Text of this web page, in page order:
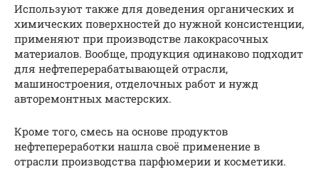
Используют также для доведения органических и
химических поверхностей до нужной консистенции,
применяют при производстве лакокрасочных
материалов. Вообще, продукция одинаково подходит
для нефтеперерабатывающей отрасли,
машиностроения, отделочных работ и нужд
авторемонтных мастерских.
Кроме того, смесь на основе продуктов
нефтепереработки нашла своё применение в
отрасли производства парфюмерии и косметики.